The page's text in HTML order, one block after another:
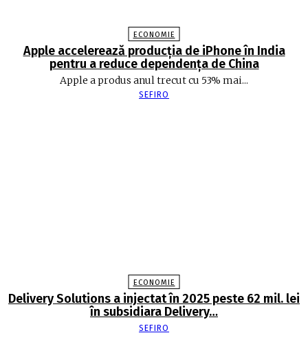
ECONOMIE
Apple accelerează producția de iPhone în India
pentru a reduce dependența de China
Apple a produs anul trecut cu 53% mai...
SEFIRO
ECONOMIE
Delivery Solutions a injectat în 2025 peste 62 mil. lei
în subsidiara Delivery…
SEFIRO